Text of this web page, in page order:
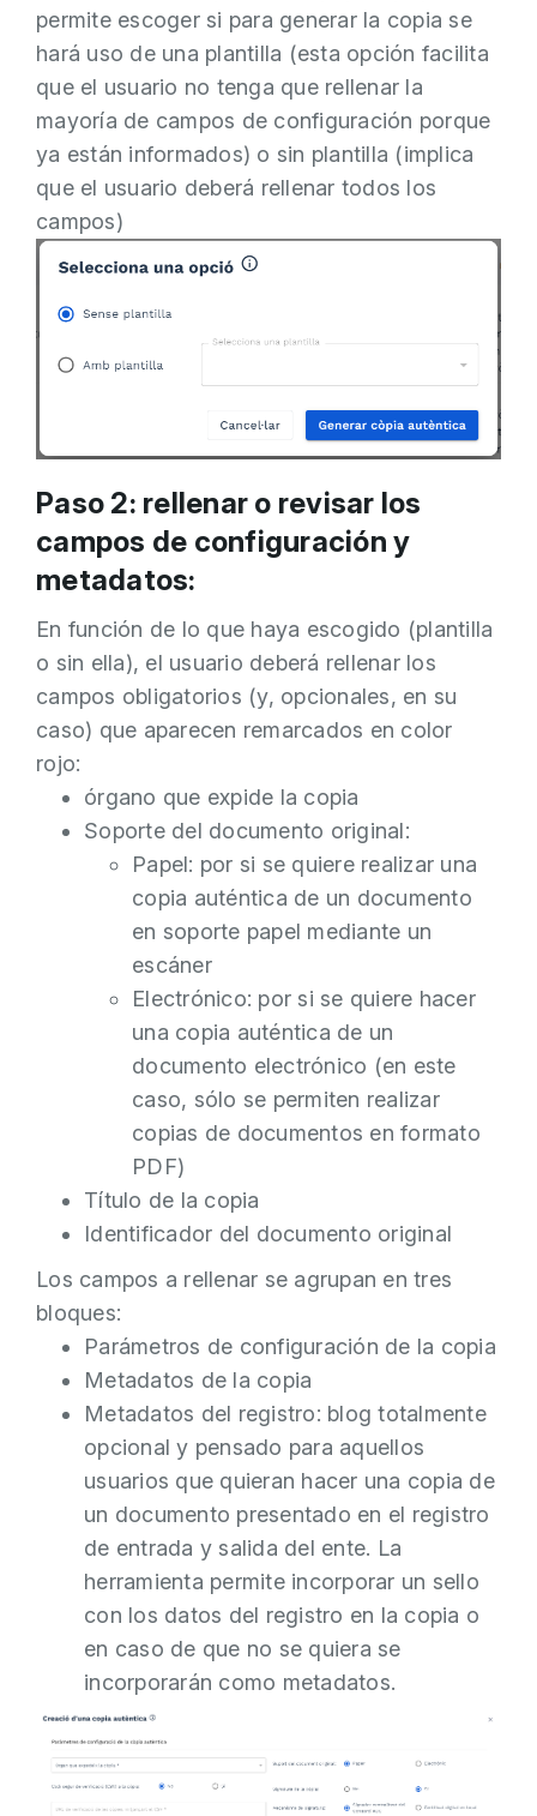
permite escoger si para generar la copia se
hará uso de una plantilla (esta opción facilita
que el usuario no tenga que rellenar la
mayoría de campos de configuración porque
ya están informados) o sin plantilla (implica
que el usuario deberá rellenar todos los
campos)
Paso 2: rellenar o revisar los
campos de configuración y
metadatos:
En función de lo que haya escogido (plantilla
o sin ella), el usuario deberá rellenar los
campos obligatorios (y, opcionales, en su
caso) que aparecen remarcados en color
rojo:
órgano que expide la copia
Soporte del documento original:
Papel: por si se quiere realizar una
copia auténtica de un documento
en soporte papel mediante un
escáner
Electrónico: por si se quiere hacer
una copia auténtica de un
documento electrónico (en este
caso, sólo se permiten realizar
copias de documentos en formato
PDF)
Título de la copia
Identificador del documento original
Los campos a rellenar se agrupan en tres
bloques:
Parámetros de configuración de la copia
Metadatos de la copia
Metadatos del registro: blog totalmente
opcional y pensado para aquellos
usuarios que quieran hacer una copia de
un documento presentado en el registro
de entrada y salida del ente. La
herramienta permite incorporar un sello
con los datos del registro en la copia o
en caso de que no se quiera se
incorporarán como metadatos.